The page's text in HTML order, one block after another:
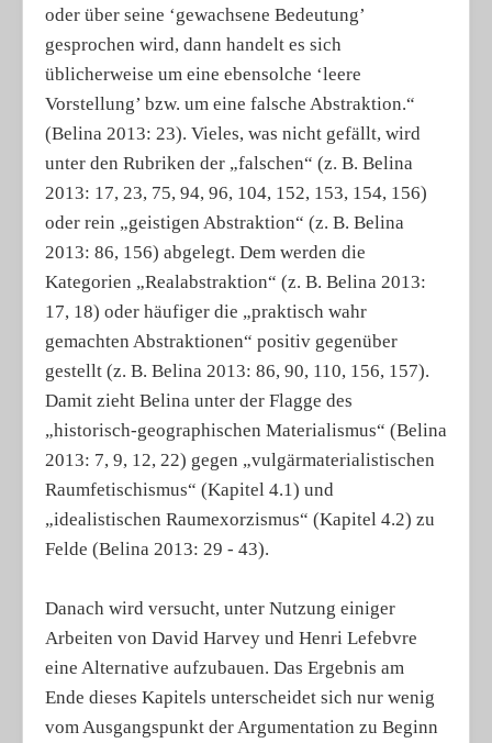
oder über seine ‘gewachsene Bedeutung’
gesprochen wird, dann handelt es sich
üblicherweise um eine ebensolche ‘leere
Vorstellung’ bzw. um eine falsche Abstraktion.“
(Belina 2013: 23). Vieles, was nicht gefällt, wird
unter den Rubriken der „falschen“ (z. B. Belina
2013: 17, 23, 75, 94, 96, 104, 152, 153, 154, 156)
oder rein „geistigen Abstraktion“ (z. B. Belina
2013: 86, 156) abgelegt. Dem werden die
Kategorien „Realabstraktion“ (z. B. Belina 2013:
17, 18) oder häufiger die „praktisch wahr
gemachten Abstraktionen“ positiv gegenüber
gestellt (z. B. Belina 2013: 86, 90, 110, 156, 157).
Damit zieht Belina unter der Flagge des
„historisch-geographischen Materialismus“ (Belina
2013: 7, 9, 12, 22) gegen „vulgärmaterialistischen
Raumfetischismus“ (Kapitel 4.1) und
„idealistischen Raumexorzismus“ (Kapitel 4.2) zu
Felde (Belina 2013: 29 - 43).
Danach wird versucht, unter Nutzung einiger
Arbeiten von David Harvey und Henri Lefebvre
eine Alternative aufzubauen. Das Ergebnis am
Ende dieses Kapitels unterscheidet sich nur wenig
vom Ausgangspunkt der Argumentation zu Beginn